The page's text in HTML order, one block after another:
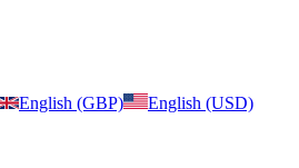
English (GBP)
English (USD)